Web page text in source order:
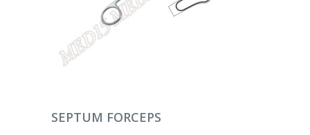
DEVAMINI OKU
SEPTUM FORCEPS